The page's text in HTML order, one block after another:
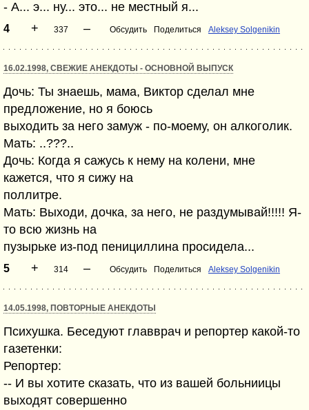
- А... э... ну... это... не местный я...
4 + 337 – Обсудить Поделиться Aleksey Solgenikin
16.02.1998, СВЕЖИЕ АНЕКДОТЫ - ОСНОВНОЙ ВЫПУСК
Дочь: Ты знаешь, мама, Виктоp сделал мне
пpедложение, но я боюсь
выходить за него замуж - по-моему, он алкоголик.
Мать: ..???..
Дочь: Когда я сажусь к нему на колени, мне
кажется, что я сижу на
поллитpе.
Мать: Выходи, дочка, за него, не pаздумывай!!!!! Я-
то всю жизнь на
пузыpьке из-под пенициллина пpосидела...
5 + 314 – Обсудить Поделиться Aleksey Solgenikin
14.05.1998, ПОВТОРНЫЕ АНЕКДОТЫ
Психушка. Беседуют главврач и репортер какой-то
газетенки:
Репортер:
-- И вы хотите сказать, что из вашей больниицы
выходят совершенно